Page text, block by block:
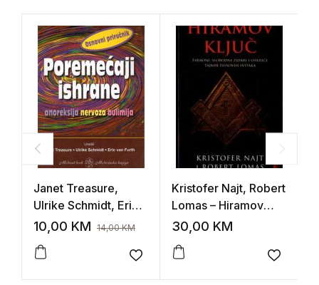
Janet Treasure,
Ulrike Schmidt, Eric
van Furth –
anoreksija, bulimija,
10,00 KM 14,00KM
Add to wishlist
Kristofer Najt, Robert
Lomas – Hiramov
ključ
30,00 KM
Add to